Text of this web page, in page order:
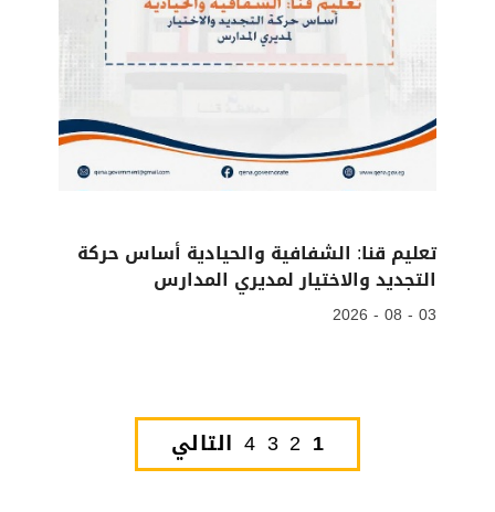
تعليم قنا: الشفافية والحيادية أساس حركة
التجديد والاختيار لمديري المدارس
03 - 08 - 2026
1
2
3
4 التالي